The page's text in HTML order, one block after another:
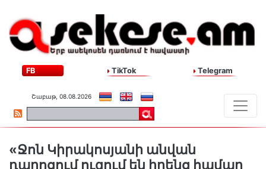
FB TikTok Telegram
Շաբաթ, 08.08.2026
«Ջոն Կիրակոսյանի անվան
դպրոցում ուզում են իրենց համար